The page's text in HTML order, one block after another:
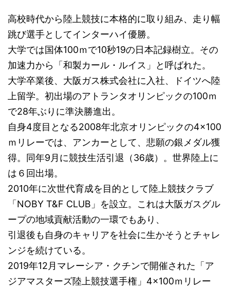
高校時代から陸上競技に本格的に取り組み、走り幅
跳び選手としてインターハイ優勝。
大学では国体100ｍで10秒19の日本記録樹立。その
加速力から「和製カール・ルイス」と呼ばれた。
大学卒業後、大阪ガス株式会社に入社、ドイツへ陸
上留学。初出場のアトランタオリンピックの100ｍ
で28年ぶりに準決勝進出。
自身4度目となる2008年北京オリンピックの4×100
ｍリレーでは、アンカーとして、悲願の銀メダル獲
得。同年9月に競技生活引退（36歳）。世界陸上に
は６回出場。
2010年に次世代育成を目的として陸上競技クラブ
「NOBY T&F CLUB」を設立。これは大阪ガスグル
ープの地域貢献活動の一環でもあり、
引退後も自身のキャリアを社会に生かそうとチャレ
ンジを続けている。
2019年12月マレーシア・クチンで開催された「ア
ジアマスターズ陸上競技選手権」4×100ｍリレー